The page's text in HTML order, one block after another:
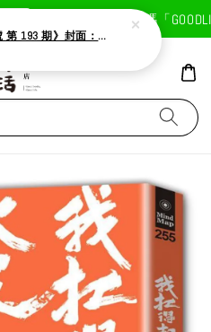
首次註冊輸入折扣碼「
《大誌雜誌 4月號 第 193 期》封面：Solar 頌樂